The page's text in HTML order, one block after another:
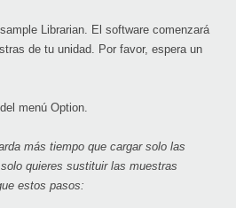
Librarian. El software comenzará
de tu unidad. Por favor, espera un
del menú Option.
más tiempo que cargar solo las
quieres sustituir las muestras
estos pasos: